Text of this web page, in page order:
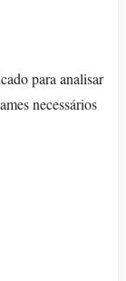
para analisar
necessários